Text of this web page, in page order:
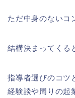
ただ中身のないコ
結構決まってくる
指導者選びのコツ
経験談や周りの起